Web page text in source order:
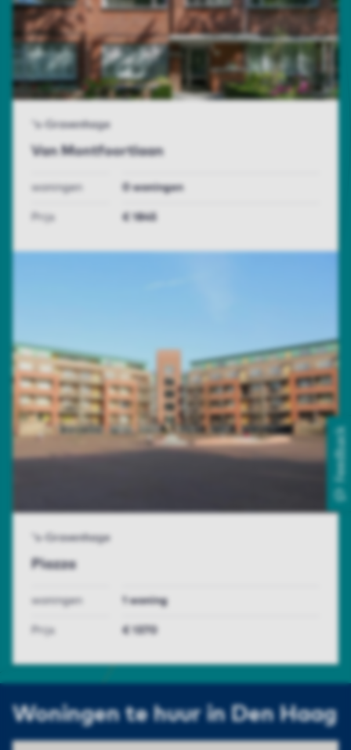
Van Montfoortlaan
's-Gravenhage
woningen 0 woningen
Prijs € 1845
Piazza
's-Gravenhage
woningen 1 woning
Prijs € 1370
Woningen te huur in Den Haag
Feedback